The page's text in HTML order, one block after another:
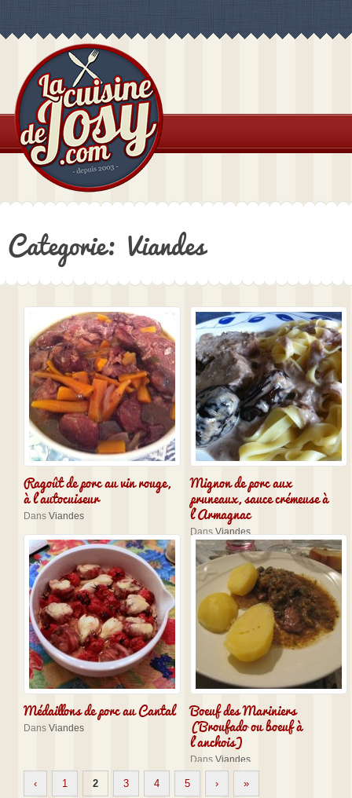
Categorie: Viandes
Ragoût de porc au vin rouge,
à l’autocuiseur
Dans Viandes
Mignon de porc aux
pruneaux, sauce crémeuse à
l’Armagnac
Dans Viandes
Médaillons de porc au Cantal
Dans Viandes
Boeuf des Mariniers
(Broufado ou boeuf à
l’anchois)
Dans Viandes
‹ 1 2 3 4 5 › »